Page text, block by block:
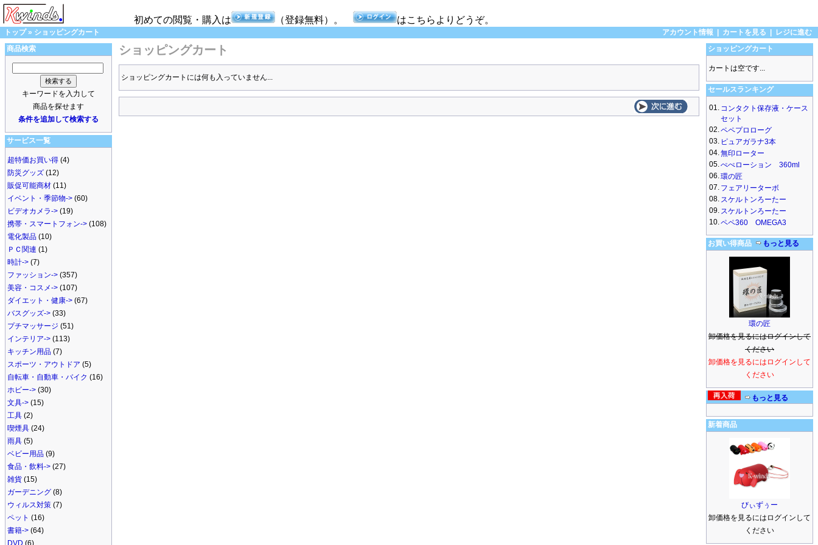
初めての閲覧・購入は （登録無料）。 はこちらよりどうぞ。
トップ» ショッピングカート アカウント情報 カートを見る
レジに進む
商品検索
キーワードを入力して
商品を探せます
条件を追加して検索する
サービス一覧
超特価お買い得 (4)
防災グッズ (12)
販促可能商材 (11)
イベント・季節物-> (60)
ビデオカメラ-> (19)
携帯・スマートフォン-> (108)
電化製品 (10)
ＰＣ関連 (1)
時計-> (7)
ファッション-> (357)
美容・コスメ-> (107)
ダイエット・健康-> (67)
バスグッズ-> (33)
プチマッサージ (51)
インテリア-> (113)
キッチン用品 (7)
スポーツ・アウトドア (5)
自転車・自動車・バイク (16)
ホビー-> (30)
文具-> (15)
工具 (2)
喫煙具 (24)
雨具 (5)
ベビー用品 (9)
食品・飲料-> (27)
雑貨 (15)
ガーデニング (8)
ウィルス対策 (7)
ペット (16)
書籍-> (64)
DVD (6)
ショッピングカート
ショッピングカートには何も入っていません...
ショッピングカート
カートは空です...
セールスランキング
01. コンタクト保存液・ケース
セット
02.ペペプロローグ
03. ピュアガラナ3本
04.無印ローター
05.ぺぺローション 360ml
06.環の匠
07. フェアリーターボ
08. スケルトンろーたー
09. スケルトンろーたー
10.ペペ360 OMEGA3
お買い得商品 もっと見る
環の匠
卸価格を見るにはログインして
ください
卸価格を見るにはログインして
ください
もっと見る
新着商品
びぃずぅー
卸価格を見るにはログインして
ください